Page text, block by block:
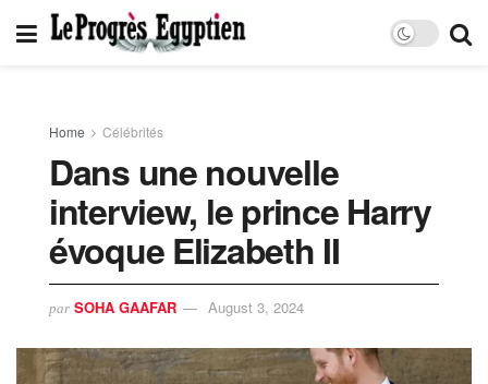
Home Célébrités
Dans une nouvelle
interview, le prince Harry
évoque Elizabeth II
par SOHA GAAFAR August 3, 2024